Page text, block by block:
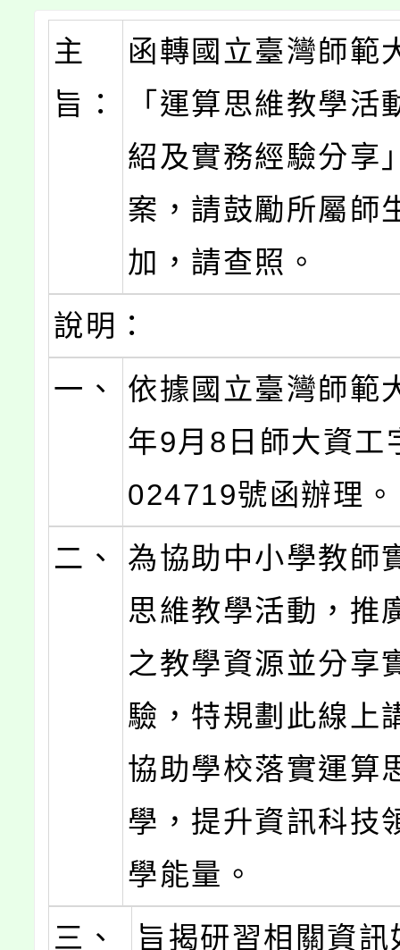
主
旨：
函轉國立臺灣師範
「運算思維教學活
紹及實務經驗分享
案，請鼓勵所屬師
加，請查照。
說明：
一、
依據國立臺灣師範
年9月8日師大資工
024719號函辦理。
二、
為協助中小學教師
思維教學活動，推
之教學資源並分享
驗，特規劃此線上
協助學校落實運算
學，提升資訊科技
學能量。
三、
旨揭研習相關資訊